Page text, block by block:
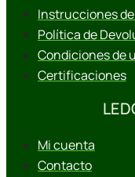
Instrucciones
Política de
Condiciones de
Certificaciones
Mi cuenta
Contacto